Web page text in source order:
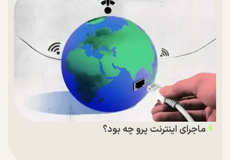
ماجرای اینترنت پرو چه بود؟